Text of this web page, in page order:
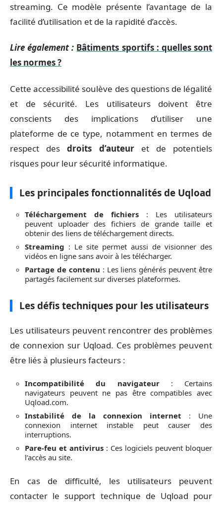
streaming. Ce modèle présente l’avantage de la
facilité d’utilisation et de la rapidité d’accès.
Lire également : Bâtiments sportifs : quelles sont
les normes ?
Cette accessibilité soulève des questions de légalité
et de sécurité. Les utilisateurs doivent être
conscients des implications d’utiliser une
plateforme de ce type, notamment en termes de
respect desdroits d’auteuret de potentiels
risques pour leur sécurité informatique.
Les principales fonctionnalités de Uqload
Téléchargement de fichiers : Les utilisateurs
peuvent uploader des fichiers de grande taille et
obtenir des liens de téléchargement directs.
Streaming : Le site permet aussi de visionner des
vidéos en ligne sans avoir à les télécharger.
Partage de contenu : Les liens générés peuvent être
partagés facilement sur diverses plateformes.
Les défis techniques pour les utilisateurs
Les utilisateurs peuvent rencontrer des problèmes
de connexion sur Uqload. Ces problèmes peuvent
être liés à plusieurs facteurs :
Incompatibilité du navigateur: Certains
navigateurs peuvent ne pas être compatibles avec
Uqload.com.
Instabilité de la connexion internet : Une
connexion internet instable peut causer des
interruptions.
Pare-feu et antivirus : Ces logiciels peuvent bloquer
l’accès au site.
En cas de difficulté, les utilisateurs peuvent
contacter le support technique de Uqload pour